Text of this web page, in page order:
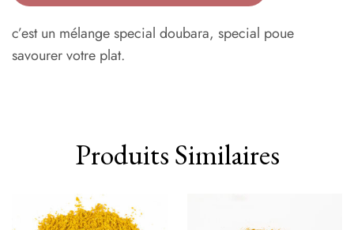
c’est un mélange special doubara, special poue
savourer votre plat.
Produits Similaires